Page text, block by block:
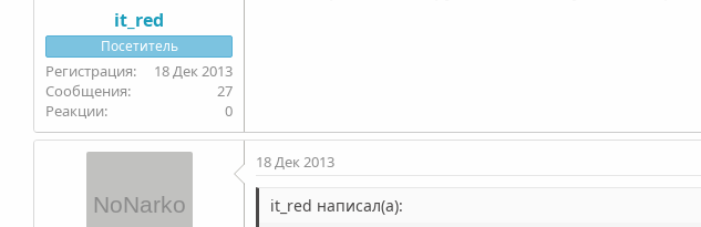
it_red
Посетитель
18 Дек 2013
27
0
18 Дек 2013
it_red написал(а):